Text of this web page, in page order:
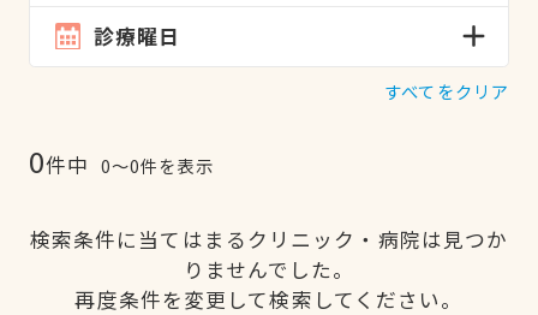
診療曜日
すべてをクリア
0件中 0〜0件を表示
検索条件に当てはまるクリニック・病院は見つか
りませんでした。
再度条件を変更して検索してください。